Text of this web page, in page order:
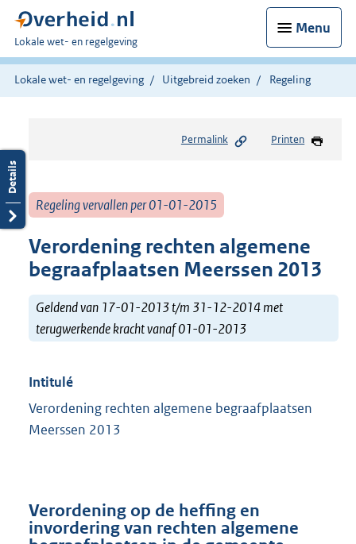
Menu
U
bent
hier:
Lokale wet- en regelgeving
Lokale wet- en regelgeving Uitgebreid zoeken Regeling
Permalink Printen
Regeling vervallen per 01-01-2015
Verordening rechten algemene
begraafplaatsen Meerssen 2013
Geldend van 17-01-2013 t/m 31-12-2014 met
terugwerkende kracht vanaf 01-01-2013
Intitulé
Verordening rechten algemene begraafplaatsen
Meerssen 2013
Verordening op de heffing en
invordering van rechten algemene